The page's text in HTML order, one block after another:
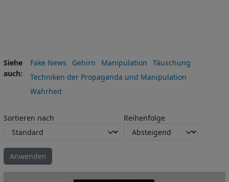
Siehe
auch
Fake News Gehirn Manipulation
Täuschung
Techniken der Propaganda und Manipulation
Wahrheit
Sortieren nach Reihenfolge